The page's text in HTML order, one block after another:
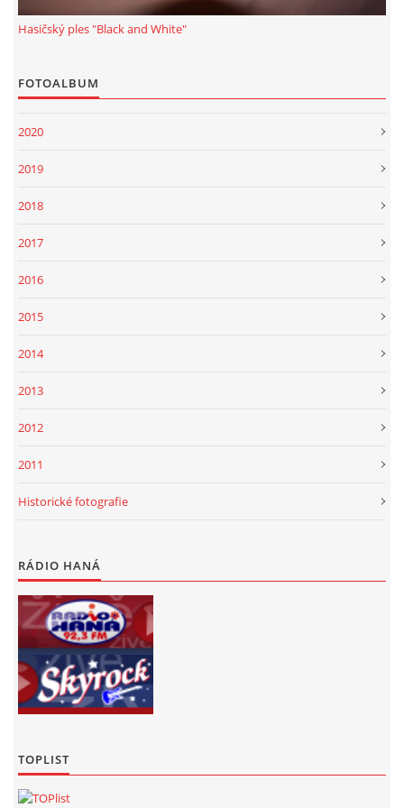
© 2026 eStránky.cz Tisk
Hasičský ples "Black and White"
FOTOALBUM
2020
2019
2018
2017
2016
2015
2014
2013
2012
2011
Historické fotografie
RÁDIO HANÁ
TOPLIST